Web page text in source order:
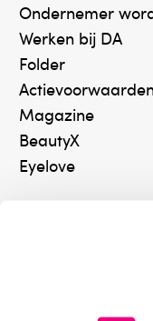
Ondernemer
Werken bij DA
Folder
Magazine
BeautyX
Eyelove
Online